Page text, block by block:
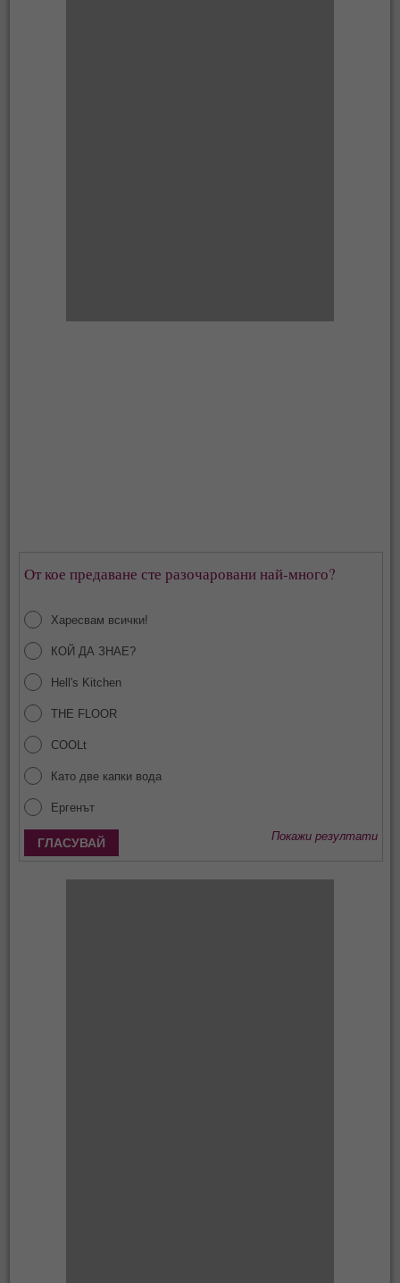
От кое предаване сте разочаровани най-много?
Харесвам всички!
КОЙ ДА ЗНАЕ?
Hell's Kitchen
THE FLOOR
COOLt
Като две капки вода
Ергенът
Покажи резултати